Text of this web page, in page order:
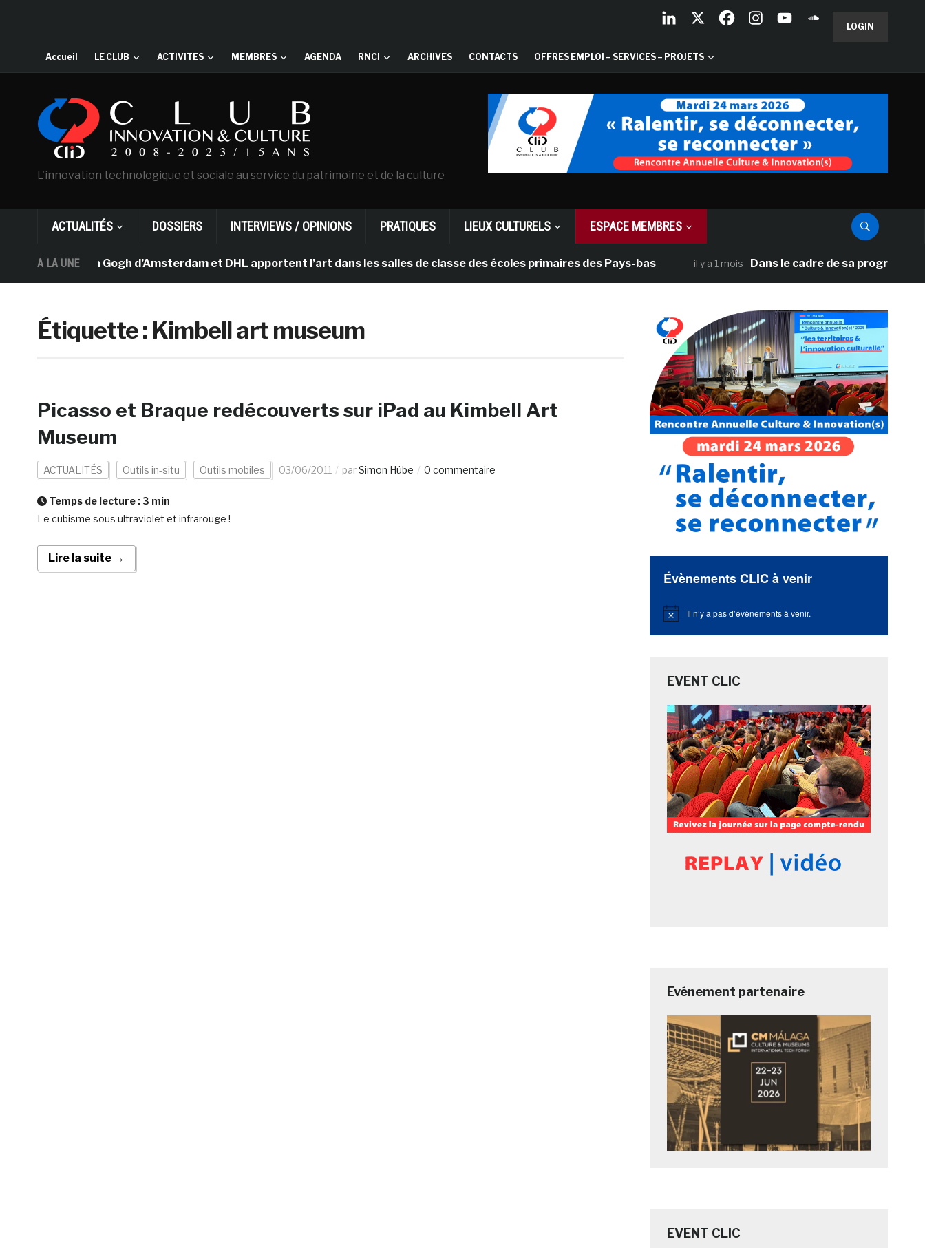
LOGIN
Accueil LE CLUB ACTIVITES MEMBRES AGENDA RNCI ARCHIVES CONTACTS OFFRES EMPLOI – SERVICES – PROJETS
L'innovation technologique et sociale au service du patrimoine et de la culture
ACTUALITÉS DOSSIERS INTERVIEWS / OPINIONS PRATIQUES LIEUX CULTURELS ESPACE MEMBRES
A LA UNE
musée Van Gogh d’Amsterdam et DHL apportent l’art dans les salles de classe des écoles primaires des Pays-bas il y a 1 mois Dans le cadre de sa programmation
Étiquette :Kimbell art museum
Picasso et Braque redécouverts sur iPad au Kimbell Art
Museum
ACTUALITÉS Outils in-situ Outils mobiles 03/06/2011 parSimon Hübe 0 commentaire
Temps de lecture : 3 min
Le cubisme sous ultraviolet et infrarouge !
Lire la suite →
Évènements CLIC à venir
Notice Il n’y a pas d’évènements à venir.
EVENT CLIC
Evénement partenaire
EVENT CLIC